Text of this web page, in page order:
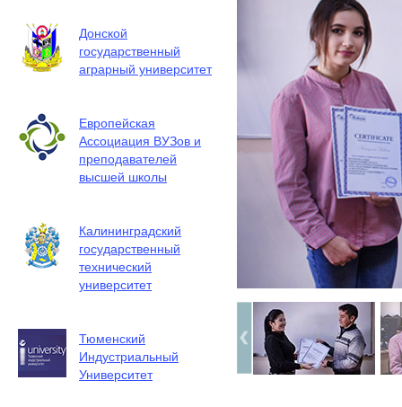
Донской
государственный
аграрный университет
Европейская
Ассоциация ВУЗов и
преподавателей
высшей школы
Калининградский
государственный
технический
университет
Тюменский
Индустриальный
Университет